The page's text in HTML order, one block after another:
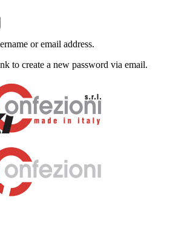
or email address.
to create a new password via email.